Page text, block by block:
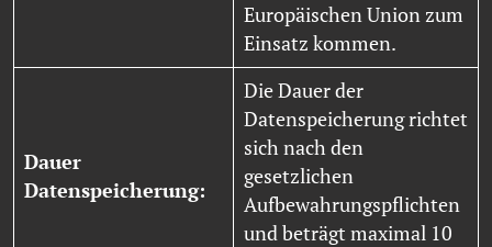
Europäischen Union zum
Einsatz kommen.
Dauer
Datenspeicherung:
Die Dauer der
Datenspeicherung richtet
sich nach den
gesetzlichen
Aufbewahrungspflichten
und beträgt maximal 10